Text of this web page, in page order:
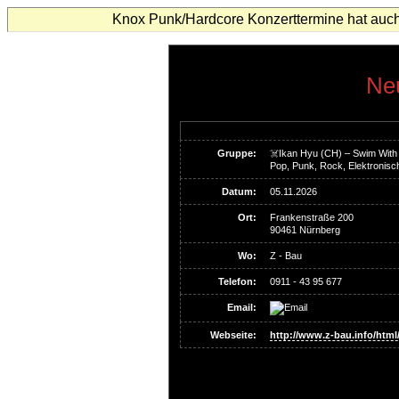
Knox Punk/Hardcore Konzerttermine hat
Gruppe:
☠️Ikan Hyu (CH) – Swim With
Pop, Punk, Rock,
Datum: 05.11.2026
Ort:
Frankenstraße 200
90461 Nürnberg
Wo: Z - Bau
Telefon: 0911 - 43 95 677
Email:
Webseite: http://www.z-bau.info/